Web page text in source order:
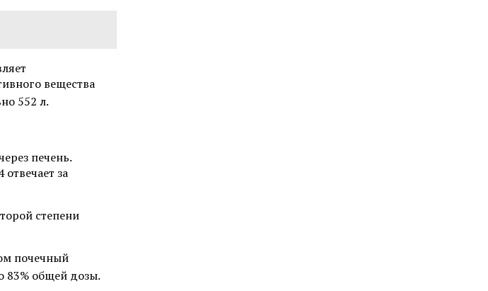
вещества
552 л.
печень.
за
степени
почечный
83% общей дозы.